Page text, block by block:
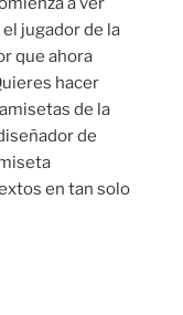
jugador de la
que ahora
hacer
de la
de
en tan solo